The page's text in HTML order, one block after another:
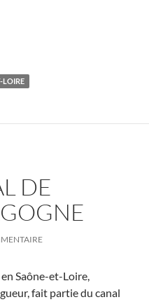
Bourgogne
LOIRE
DE
Saône-et-Loire,
fait partie du canal